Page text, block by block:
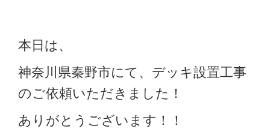
本日は、
神奈川県秦野市にて、デッキ設置工事
のご依頼いただきました！
ありがとうございます！！